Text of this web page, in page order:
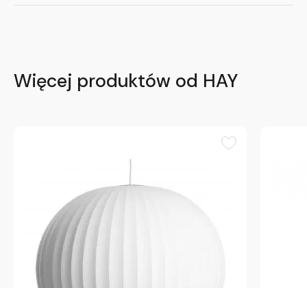
Więcej produktów od HAY